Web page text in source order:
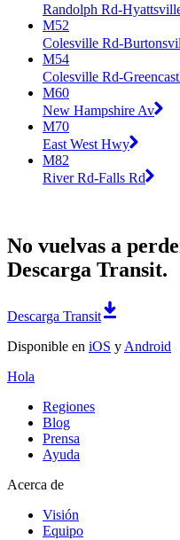
Randolph Rd-
M52
Colesville Rd-
M54
Colesville Rd-
M60
New Hampshire Av
M70
East West Hwy
M82
River Rd-Falls Rd
No vuelvas a
Descarga Transit.
Descarga Transit
Disponible en iOS y Android
Hola
Regiones
Blog
Prensa
Ayuda
Acerca de
Visión
Equipo